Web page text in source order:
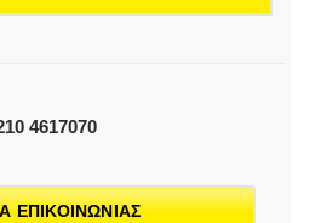
4617070
ΕΠΙΚΟΙΝΩΝΙΑΣ